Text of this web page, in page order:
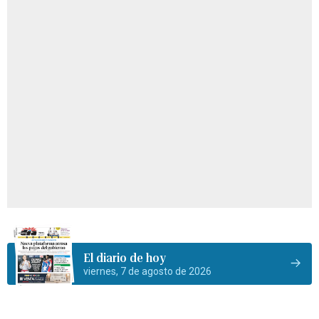
El diario de hoy
viernes, 7 de agosto de 2026